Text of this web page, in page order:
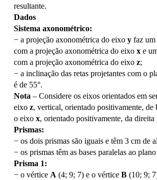
resultante.
Dados
Sistema axonométrico:
− a projeção axonométrica do eixo yfaz um
com a projeção axonométrica do eixo xe
com a projeção axonométrica do eixo z;
− a inclinação das retas projetantes com o
é de 55°.
Nota – Considere os eixos orientados em
eixo z, vertical, orientado positivamente, de
o eixo x, orientado positivamente, da direita
Prismas:
− os dois prismas são iguais e têm 3 cm de
− os prismas têm as bases paralelas ao
Prisma 1:
− o vértice A (4; 9; 7) e o vértice B(10; 9;